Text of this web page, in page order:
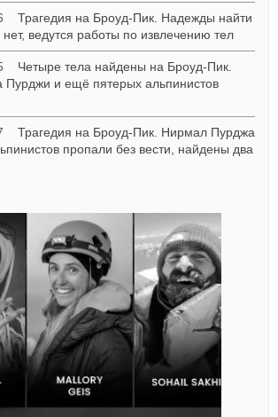
Трагедия на Броуд-Пик. Надежды найти
ведутся работы по извлечению тел
Четыре тела найдены на Броуд-Пик.
Пурджи и ещё пятерых альпинистов
Трагедия на Броуд-Пик. Нирмал Пурджа
пропали без вести, найдены два